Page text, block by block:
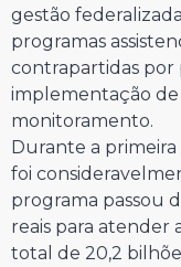
gestão
programas
contrapartidas por
implementação de
monitoramento.
Durante a
foi
programa passou
reais para atender
total de 20,2